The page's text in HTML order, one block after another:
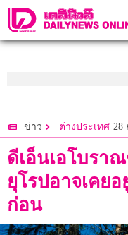
ข่าว ต่างประเทศ 28
ดีเอ็นเอโบรา
ยุโรปอาจเคยอ
ก่อน